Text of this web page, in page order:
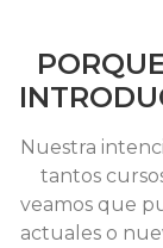
Nuestra
tantos
veamos que
actuales o